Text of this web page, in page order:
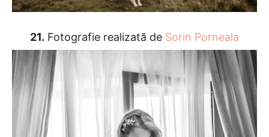
21. Fotografie realizată de Sorin Porneala